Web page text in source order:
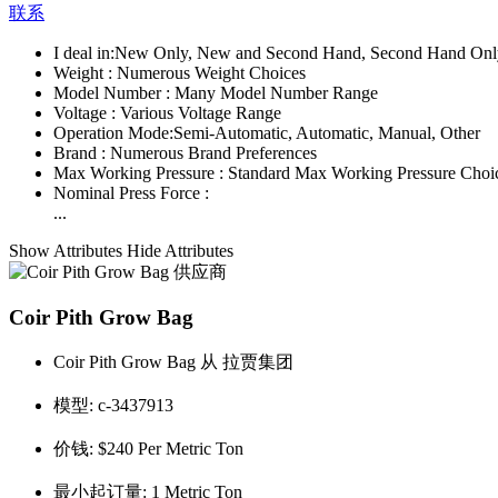
联系
I deal in:New Only, New and Second Hand, Second Hand
Weight : Numerous Weight Choices
Model Number : Many Model Number Range
Voltage : Various Voltage Range
Operation Mode:Semi-Automatic, Automatic, Manual, Other
Brand : Numerous Brand Preferences
Max Working Pressure : Standard Max Working Pressure
Nominal Press Force :
...
Show Attributes Hide Attributes
Coir Pith Grow Bag
Coir Pith Grow Bag 从 拉贾集团
模型: c-3437913
价钱: $240 Per Metric Ton
最小起订量: 1 Metric Ton